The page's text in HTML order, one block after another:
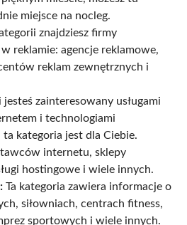
miejsce na nocleg.
znajdziesz firmy
reklamie: agencje reklamowe,
reklam zewnętrznych i
jesteś zainteresowany usługami
i technologiami
kategoria jest dla Ciebie.
internetu, sklepy
hostingowe i wiele innych.
Ta kategoria zawiera informacje o
siłowniach, centrach fitness,
sportowych i wiele innych.